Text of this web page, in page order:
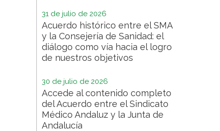
31 de julio de 2026
Acuerdo histórico entre el SMA
y la Consejería de Sanidad: el
diálogo como vía hacia el logro
de nuestros objetivos
30 de julio de 2026
Accede al contenido completo
del Acuerdo entre el Sindicato
Médico Andaluz y la Junta de
Andalucía